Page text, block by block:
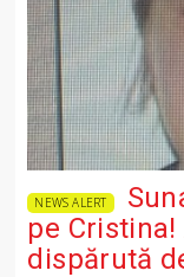
NEWS ALERT
pe
dispărută